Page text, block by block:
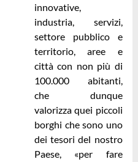
innovative,
industria, servizi,
settore pubblico e
territorio, aree e
città con non più di
100.000 abitanti,
che dunque
valorizza quei piccoli
borghi che sono uno
dei tesori del nostro
Paese, «per fare